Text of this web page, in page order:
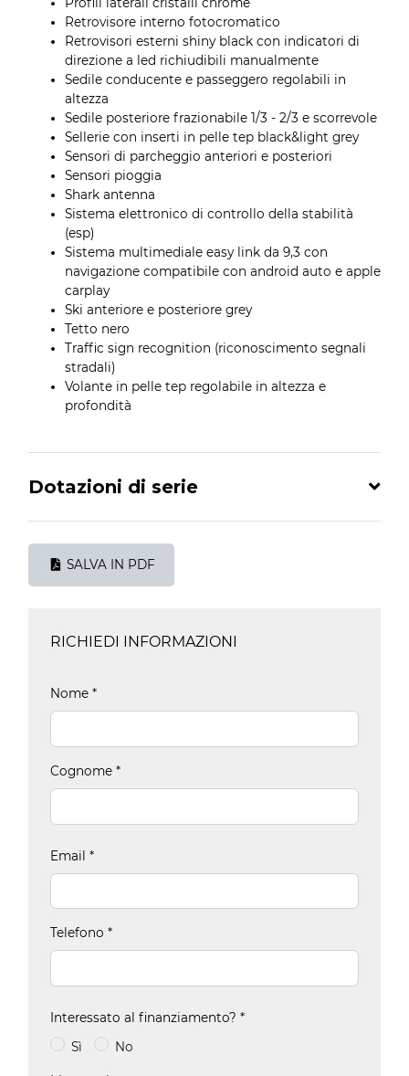
Profili laterali cristalli chrome
Retrovisore interno fotocromatico
Retrovisori esterni shiny black con indicatori di
direzione a led richiudibili manualmente
Sedile conducente e passeggero regolabili in
altezza
Sedile posteriore frazionabile 1/3 - 2/3 e scorrevole
Sellerie con inserti in pelle tep black&light grey
Sensori di parcheggio anteriori e posteriori
Sensori pioggia
Shark antenna
Sistema elettronico di controllo della stabilità
(esp)
Sistema multimediale easy link da 9,3 con
navigazione compatibile con android auto e apple
carplay
Ski anteriore e posteriore grey
Tetto nero
Traffic sign recognition (riconoscimento segnali
stradali)
Volante in pelle tep regolabile in altezza e
profondità
Dotazioni di serie
SALVA IN PDF
RICHIEDI INFORMAZIONI
Nome *
Cognome *
Email *
Telefono *
Interessato al finanziamento? *
Sì
No